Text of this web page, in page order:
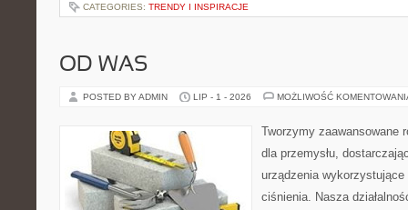
CATEGORIES: TRENDY I INSPIRACJE
OD WAS
POSTED BY ADMIN LIP - 1 - 2026 MOŻLIWOŚĆ
Tworzymy zaawansowane
dla przemysłu,
urządzenia
ciśnienia. Nasza